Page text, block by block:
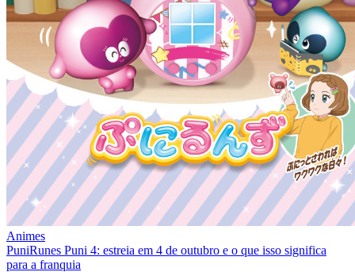
Animes
PuniRunes Puni 4: estreia em 4 de outubro e o que isso significa
para a franquia